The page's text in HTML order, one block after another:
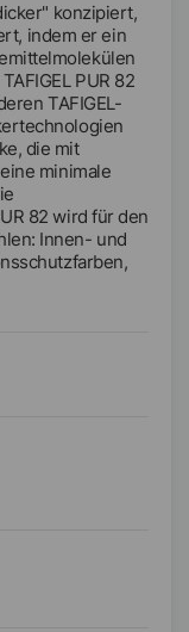
konzipiert,
indem er ein
PUR 82
TAFIGEL-
die mit
minimale
82 wird für den
Innen- und